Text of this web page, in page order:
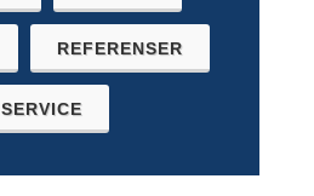
REFERENSER
SERVICE